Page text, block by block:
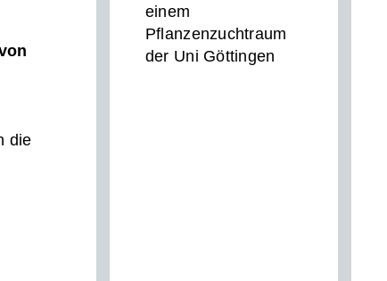
die
einem
Pflanzenzuchtraum
der Uni Göttingen